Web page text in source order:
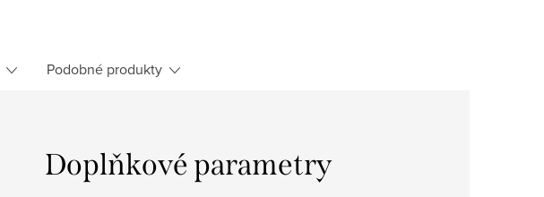
Podobné produkty
Doplňkové parametry